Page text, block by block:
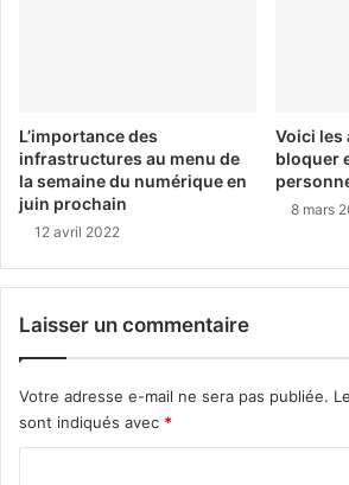
L’importance des
infrastructures au menu de
la semaine du numérique en
juin prochain
12 avril 2022
Voici les
bloquer
8 mars
Laisser un commentaire
Votre adresse e-mail ne sera pas publiée.
sont indiqués avec *